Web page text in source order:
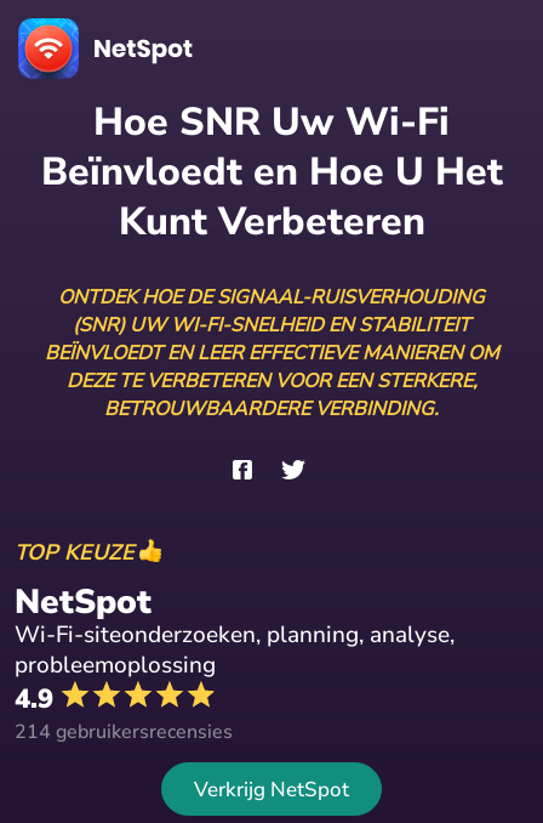
Hoe SNR Uw Wi-Fi
Beïnvloedt en Hoe U Het
Kunt Verbeteren
ONTDEK HOE DE SIGNAAL-RUISVERHOUDING
(SNR) UW WI-FI-SNELHEID EN STABILITEIT
BEÏNVLOEDT EN LEER EFFECTIEVE MANIEREN OM
DEZE TE VERBETEREN VOOR EEN STERKERE,
BETROUWBAARDERE VERBINDING.
TOP KEUZE
NetSpot
Wi-Fi-siteonderzoeken, planning, analyse,
probleemoplossing
4.9
214 gebruikersrecensies
Verkrijg NetSpot